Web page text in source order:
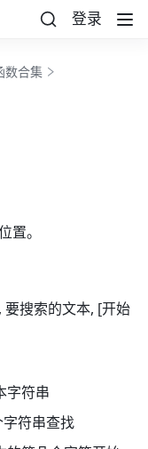
登录
数合集
置。
要搜索的文本, [开始
字符串
符串查找